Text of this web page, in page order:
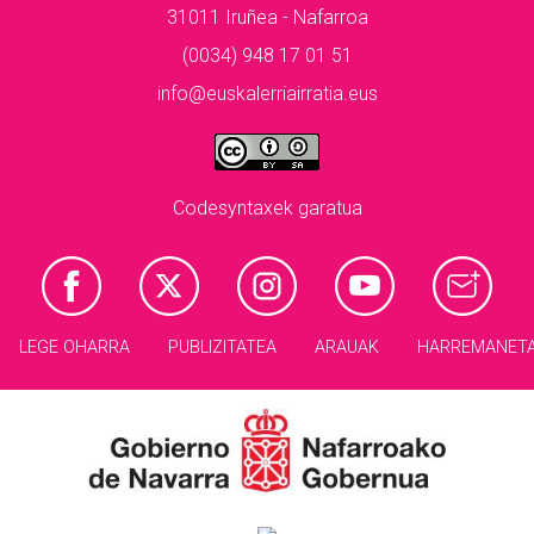
31011 Iruñea - Nafarroa
(0034) 948 17 01 51
info@euskalerriairratia.eus
Codesyntaxek garatua
LEGE OHARRA PUBLIZITATEA ARAUAK